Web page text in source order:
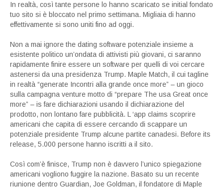
In realtà, così tante persone lo hanno scaricato se initial fondato
tuo sito si è bloccato nel primo settimana. Migliaia di hanno
effettivamente si sono uniti fino ad oggi.
Non a mai ignore the dating software potenziale insieme a
esistente politico un’ondata di attivisti più giovani, ci saranno
rapidamente finire essere un software per quelli di voi cercare
astenersi da una presidenza Trump. Maple Match, il cui tagline
in realtà “generate Incontri alla grande once more” – un gioco
sulla campagna venture motto di “prepare The usa Great once
more” – is fare dichiarazioni usando il dichiarazione del
prodotto, non lontano fare pubblicità. L ‘app claims scoprire
americani che capita di essere cercando di scappare un
potenziale presidente Trump alcune partite canadesi. Before its
release, 5.000 persone hanno iscritti a il sito.
Così com’è finisce, Trump non è davvero l’unico spiegazione
americani vogliono fuggire la nazione. Basato su un recente
riunione dentro Guardian, Joe Goldman, il fondatore di Maple